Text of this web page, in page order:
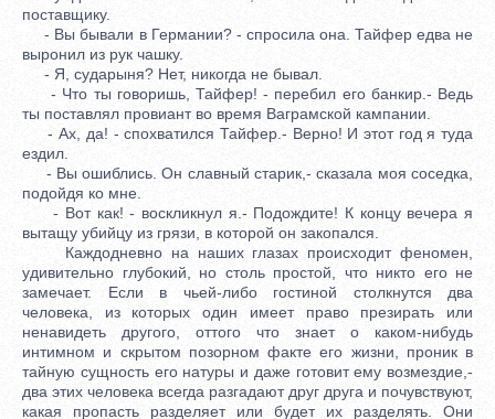
поставщику.
- Вы бывали в Германии? - спросила она. Тайфер едва не
выронил из рук чашку.
- Я, сударыня? Нет, никогда не бывал.
- Что ты говоришь, Тайфер! - перебил его банкир.- Ведь
ты поставлял провиант во время Ваграмской кампании.
- Ах, да! - спохватился Тайфер.- Верно! И этот год я туда
ездил.
- Вы ошиблись. Он славный старик,- сказала моя соседка,
подойдя ко мне.
- Вот как! - воскликнул я.- Подождите! К концу вечера я
вытащу убийцу из грязи, в которой он закопался.
Каждодневно на наших глазах происходит феномен,
удивительно глубокий, но столь простой, что никто его не
замечает. Если в чьей-либо гостиной столкнутся два
человека, из которых один имеет право презирать или
ненавидеть другого, оттого что знает о каком-нибудь
интимном и скрытом позорном факте его жизни, проник в
тайную сущность его натуры и даже готовит ему возмездие,-
два этих человека всегда разгадают друг друга и почувствуют,
какая пропасть разделяет или будет их разделять. Они